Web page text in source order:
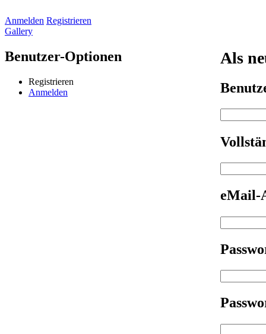
Anmelden Registrieren
Gallery
Benutzer-Optionen
Registrieren
Anmelden
Als
eMail-